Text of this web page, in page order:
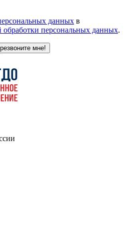
данных в
обработки персональных данных.
мне!